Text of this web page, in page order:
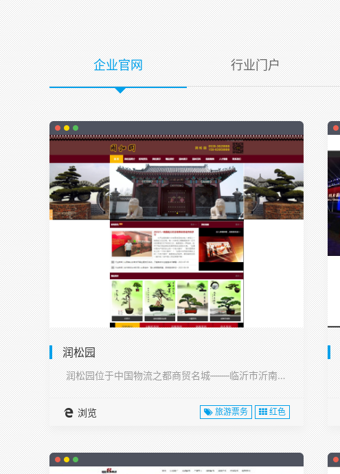
企业官网 行业门户
润松园
润松园位于中国物流之都商贸名城——临沂市沂南县,···
浏览 旅游票务 红色